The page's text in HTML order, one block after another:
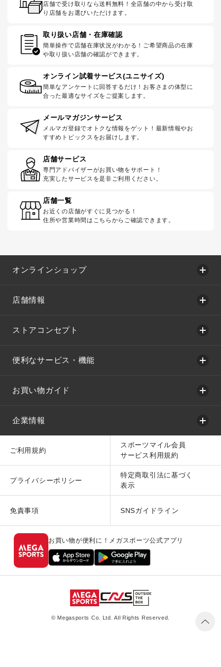
店舗で受け取りなら送料無料！全店舗の中から受け取
り店舗をお選びいただけます。
取り扱い店舗・在庫確認
簡単操作で店舗在庫状況がわかる！ご希望商品の在庫
や取り扱い店舗の確認ができます。
オンライン試着サービス(ユニサイズ)
簡単なアンケートに回答するだけ！お客さまの体型に
合った最適なサイズをご提案します。
メールマガジンサービス
メルマガ登録でオトクな情報をゲット！最新情報やお
すすめトピックスをお届けします。
店舗サービス
専門アドバイザーがお買い物をサポート！
充実したサービスを是非ご利用ください。
店舗一覧
お近くの店舗がすぐに見つかる！
住所や営業時間はこちらからご確認できます。
オンラインショップ
店舗情報
ストアコンセプト
便利なサービス・機能
お買い物ガイド
企業情報
ご利用規約
スポーツマイル会員
サービス利用規約
プライバシーポリシー
特定商取引法に基づく
表示
免責事項 SNSガイドライン
お買い物が便利に！メガスポーツ公式アプリ
© Megasports Co. Ltd. All Rights Reserved.